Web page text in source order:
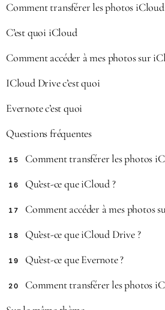
Comment transférer les photos
C’est quoi iCloud
Comment accéder à mes photos sur
ICloud Drive c’est quoi
Evernote c’est quoi
Questions fréquentes
15 Comment transférer les photos
16 Qu’est-ce que iCloud ?
17 Comment accéder à mes photos
18 Qu’est-ce que iCloud Drive ?
19 Qu’est-ce que Evernote ?
20 Comment transférer les photos